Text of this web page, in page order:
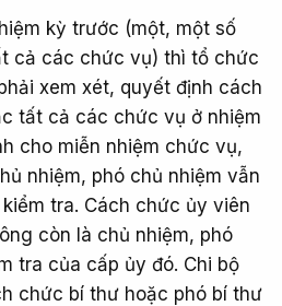
kỳ trước (một, một số
cả các chức vụ) thì tổ chức
xem xét, quyết định cách
tất cả các chức vụ ở nhiệm
cho miễn nhiệm chức vụ,
nhiệm, phó chủ nhiệm vẫn
tra. Cách chức ủy viên
còn là chủ nhiệm, phó
tra của cấp ủy đó. Chi bộ
chức bí thư hoặc phó bí thư